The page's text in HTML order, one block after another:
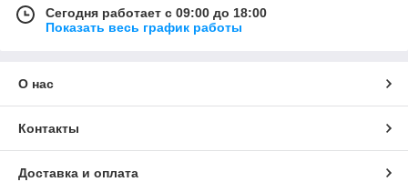
Сегодня работает с 09:00 до 18:00
Показать весь график работы
О нас
Контакты
Доставка и оплата